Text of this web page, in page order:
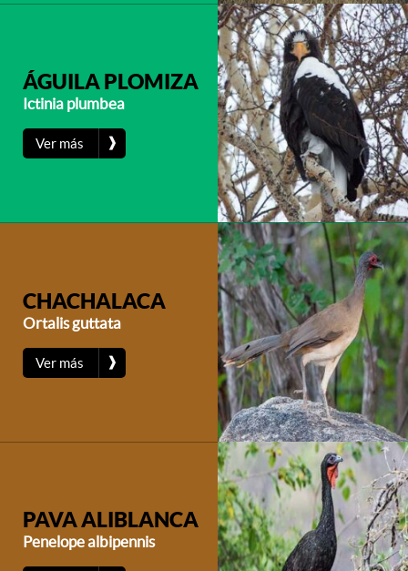
ÁGUILA PLOMIZA
Ictinia plumbea
Ver más ❱
CHACHALACA
Ortalis guttata
Ver más ❱
PAVA ALIBLANCA
Penelope albipennis